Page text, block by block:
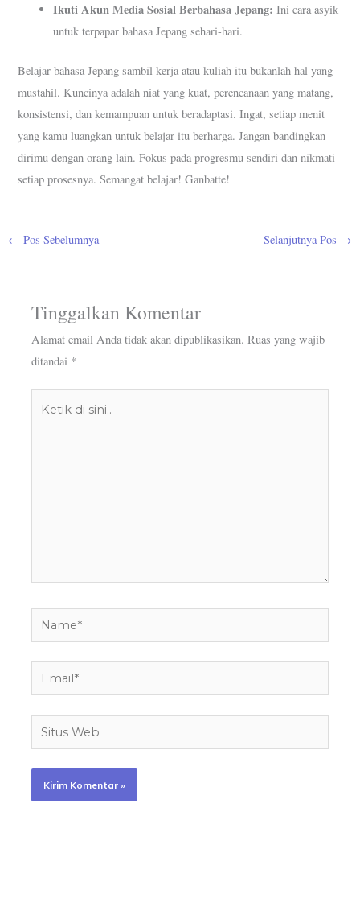
Ikuti Akun Media Sosial Berbahasa Jepang: Ini cara asyik
untuk terpapar bahasa Jepang sehari-hari.
Belajar bahasa Jepang sambil kerja atau kuliah itu bukanlah hal yang
mustahil. Kuncinya adalah niat yang kuat, perencanaan yang matang,
konsistensi, dan kemampuan untuk beradaptasi. Ingat, setiap menit
yang kamu luangkan untuk belajar itu berharga. Jangan bandingkan
dirimu dengan orang lain. Fokus pada progresmu sendiri dan nikmati
setiap prosesnya. Semangat belajar! Ganbatte!
← Pos Sebelumnya Selanjutnya Pos →
Tinggalkan Komentar
Alamat email Anda tidak akan dipublikasikan. Ruas yang wajib
ditandai *
Name*
Email*
Situs
Web